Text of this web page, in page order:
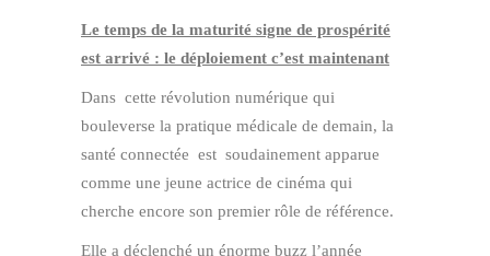
Le temps de la maturité signe de prospérité
est arrivé : le déploiement c’est maintenant
Dans cette révolution numérique qui
bouleverse la pratique médicale de demain, la
santé connectée est soudainement apparue
comme une jeune actrice de cinéma qui
cherche encore son premier rôle de référence.
Elle a déclenché un énorme buzz l’année